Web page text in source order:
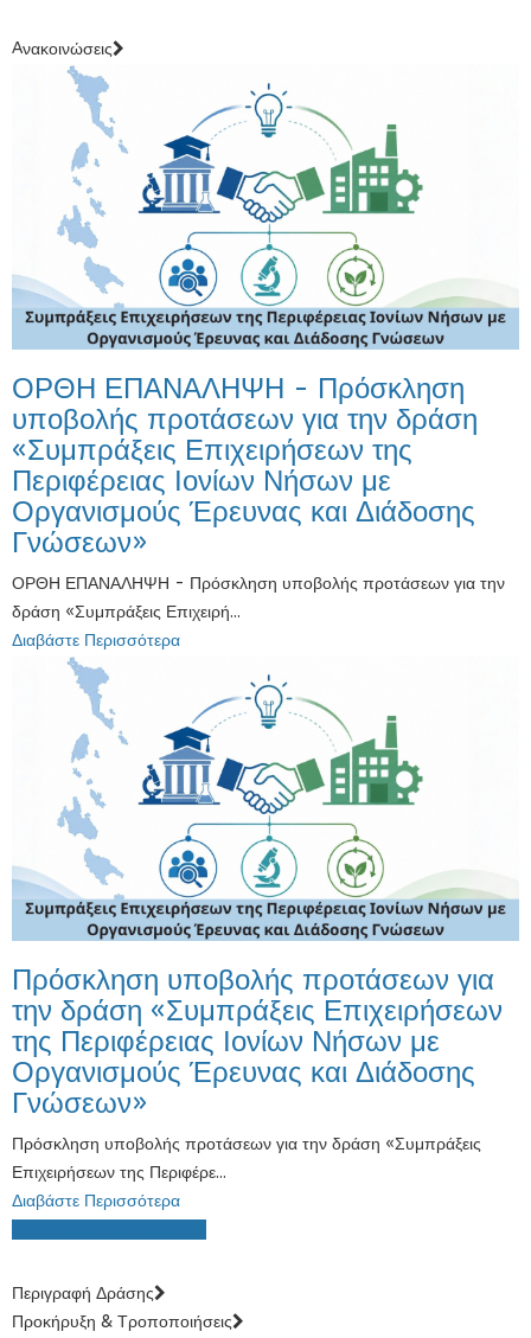
Aνακοινώσεις
ΟΡΘΗ ΕΠΑΝΑΛΗΨΗ - Πρόσκληση
υποβολής προτάσεων για την δράση
«Συμπράξεις Επιχειρήσεων της
Περιφέρειας Ιονίων Νήσων με
Οργανισμούς Έρευνας και Διάδοσης
Γνώσεων»
ΟΡΘΗ ΕΠΑΝΑΛΗΨΗ - Πρόσκληση υποβολής προτάσεων για την
δράση «Συμπράξεις Επιχειρή...
Διαβάστε Περισσότερα
Πρόσκληση υποβολής προτάσεων για
την δράση «Συμπράξεις Επιχειρήσεων
της Περιφέρειας Ιονίων Νήσων με
Οργανισμούς Έρευνας και Διάδοσης
Γνώσεων»
Πρόσκληση υποβολής προτάσεων για την δράση «Συμπράξεις
Επιχειρήσεων της Περιφέρε...
Διαβάστε Περισσότερα
Περιγραφή Δράσης
Προκήρυξη & Τροποποιήσεις